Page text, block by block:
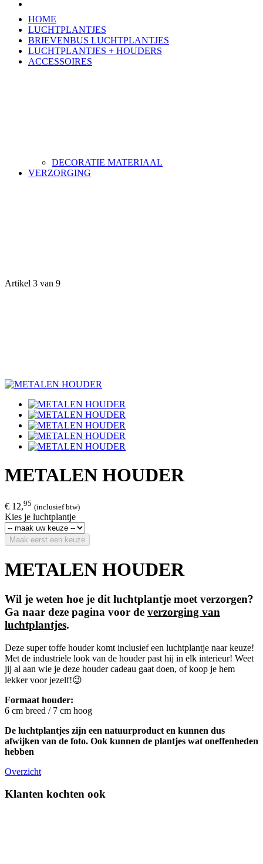
HOME
LUCHTPLANTJES
BRIEVENBUS LUCHTPLANTJES
LUCHTPLANTJES + HOUDERS
ACCESSOIRES
DECORATIE MATERIAAL
VERZORGING
Artikel 3 van 9
METALEN HOUDER
€ 12,95 (inclusief btw)
Kies je luchtplantje
Maak eerst een keuze
METALEN HOUDER
Wil je weten hoe je dit luchtplantje moet verzorgen?
Ga naar deze pagina voor de verzorging van
luchtplantjes.
Deze super toffe houder komt inclusief een luchtplantje naar keuze!
Met de industriele look van de houder past hij in elk interieur! Weet
jij al aan wie je deze houder cadeau gaat doen, of koop je hem
lekker voor jezelf!😉
Formaat houder:
6 cm breed / 7 cm hoog
De luchtplantjes zijn een natuurproduct en kunnen dus
afwijken van de foto. Ook kunnen de plantjes wat oneffenheden
hebben
Overzicht
Klanten kochten ook